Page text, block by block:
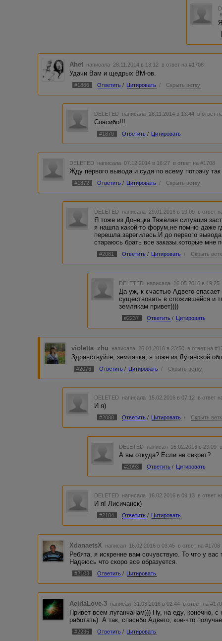
Ahet написала 28.11.2014 в 13:12 в ответ на #1708
Удачи Вам и щедрых ВМ-ов.
#1866 Ответить / Цитировать / Скрыть ветку
DELETED написала 28.11.2014 в 13:44 в ответ
Спасибо!!!
#1870 Ответить / Цитировать
DELETED написала 07.12.2014 в 16:27 в ответ на #1708
Жду первого вывода и судя по всему потрачу
#1872 Ответить / Цитировать / Скрыть ветку
DELETED написала 29.01.2016 в 19:09 в ответ
Я тоже из Донецка.Тяжёлая ситуация
я нашла какой-то форум,не помню даже
перешла.зарегилась.И до первого
стараюсь брать все заказы.которые мне
#2081 Ответить / Цитировать / Скрыть
DELETED написала 16.05.2016 в
Да уж, к счастью Адвего
существовать в сложившейся и
землякам привет))))
#2237 Ответить / Цитировать
violetta_zhu написала 25.01.2016 в 23:50 в ответ на
Здравствуйте, землячка, я тоже из Луганской
#2076 Ответить / Цитировать / Скрыть ветку
DELETED написала 15.02.2016 в 07:12 в ответ
И я)
#2088 Ответить / Цитировать / Скрыть
DELETED написал 15.02.2016 в 23:09
А вы откуда? Если не секрет?
#2093 Ответить / Цитировать
DELETED написала 16.02.2016 в 09:13 в ответ
И я! Лисичанск)
#2104 Ответить / Цитировать
XdanaetsX написал 16.02.2016 в 03:45 в ответ на #1708
Ребята, я искренне вам сочувствую. То что у вас
Надеюсь что скоро все образуется.
#2103 Ответить / Цитировать
AelitaLove-3 написал 31.03.2016 в 02:44 в ответ на
Привет всем луганчанам))) Ну, на еду, конечно, с
работать). А так, спасибо Адвего, кое-что
#2235 Ответить / Цитировать